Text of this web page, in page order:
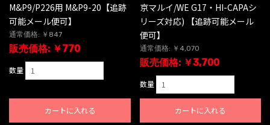
M&P9/P226用 M&P9-20【追跡
可能メール便可】
通常価格: ￥847
販売価格: ￥770
数量
カートに入れる
京マルイ/WE G17・HI-CAPAシ
リーズ対応) 【追跡可能メール
便可】
通常価格: ￥4,070
販売価格: ￥3,700
数量
カートに入れる